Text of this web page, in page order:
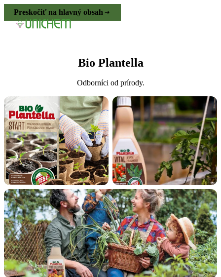
Preskočiť na hlavný obsah
Bio Plantella
Odborníci od prírody.